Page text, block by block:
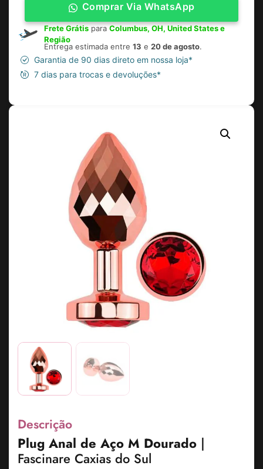
Descrição
Plug Anal de Aço M Dourado |
Fascinare Caxias do Sul
Comprar Via WhatsApp
Frete Grátis para Columbus, OH, United States e
Região
Entrega estimada entre 13 e 20 de agosto.
Garantia de 90 dias direto em nossa loja*
7 dias para trocas e devoluções*